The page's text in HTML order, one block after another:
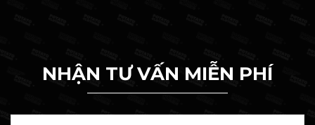
NHẬN TƯ VẤN MIỄN PHÍ